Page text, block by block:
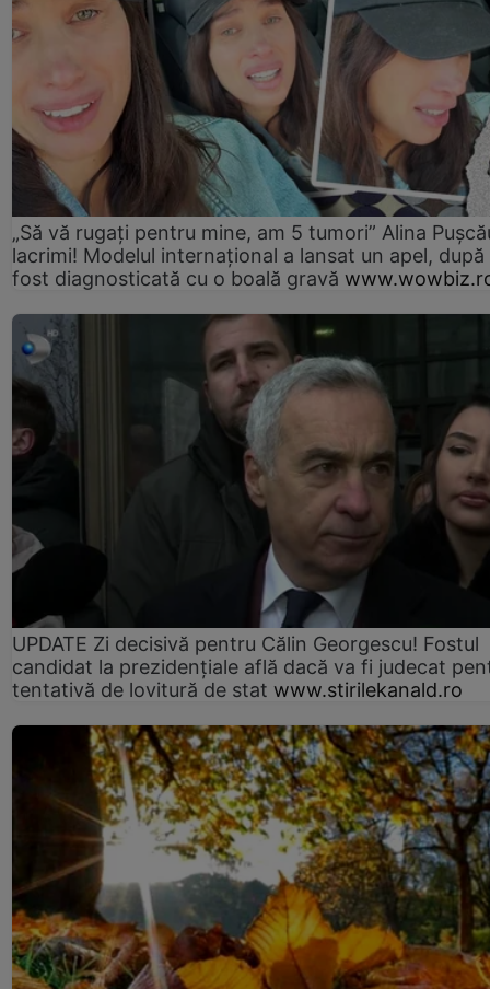
„Să vă rugați pentru mine, am 5 tumori” Alina
lacrimi! Modelul internațional a lansat un apel, după
fost diagnosticată cu o boală gravă
UPDATE Zi decisivă pentru Călin Georgescu! Fostul
candidat la prezidențiale află dacă va fi judecat
tentativă de lovitură de stat www.stirilekanald.ro